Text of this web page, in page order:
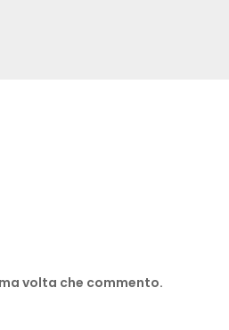
volta che commento.